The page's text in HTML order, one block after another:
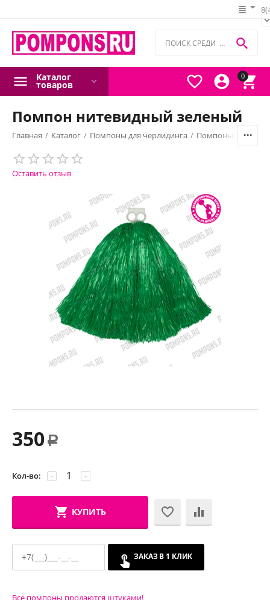
0




Каталог
товаров
Помпон нитевидный зеленый
Главная / Каталог / Помпоны для черлидинга / Помпоны
Оставить отзыв
350 Р
Кол-во: +
−
КУПИТЬ
ЗАКАЗ В 1 КЛИК
Все помпоны продаются штуками!